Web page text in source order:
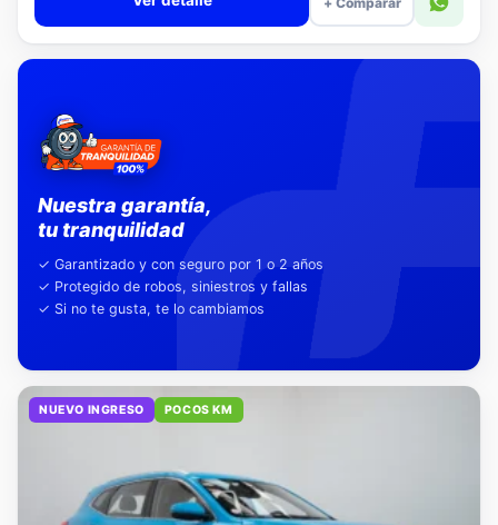
+ Comparar
Nuestra garantía,
✓ Garantizado y con seguro por 1 o 2 años
✓ Protegido de robos, siniestros y fallas